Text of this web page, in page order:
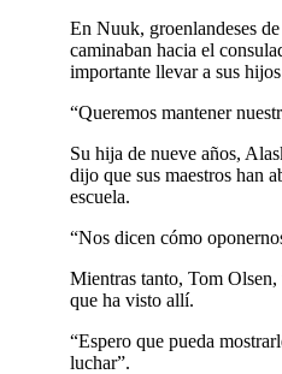
En Nuuk, groenlandeses
caminaban hacia el
importante llevar a sus
“Queremos mantener
Su hija de nueve años,
dijo que sus maestros han
escuela.
“Nos dicen cómo
Mientras tanto, Tom
que ha visto allí.
“Espero que pueda
luchar”.